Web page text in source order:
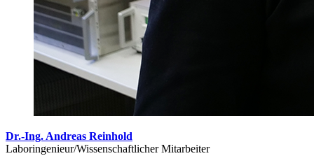
Dr.-Ing. Andreas Reinhold
Laboringenieur/Wissenschaftlicher Mitarbeiter